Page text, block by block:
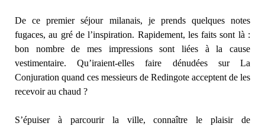
De ce premier séjour milanais, je prends quelques notes
fugaces, au gré de l’inspiration. Rapidement, les faits sont là :
bon nombre de mes impressions sont liées à la cause
vestimentaire. Qu’iraient-elles faire dénudées sur La
Conjuration quand ces messieurs de Redingote acceptent de les
recevoir au chaud ?
S’épuiser à parcourir la ville, connaître le plaisir de